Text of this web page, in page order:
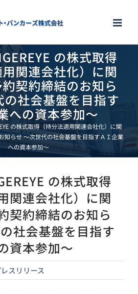
の株式取得
関連会社化）に関
契約締結のお知ら
社会基盤を目指す
への資本参加～
の株式取得（持分法適用関連会社化）に関
知らせ ～次世代の社会基盤を目指すＡＩ企業
への資本参加～
の株式取得
関連会社化）に関
契約締結のお知ら
社会基盤を目指す
資本参加～
スリリース